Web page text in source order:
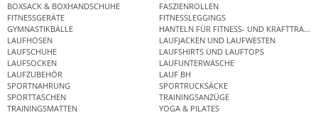
BOXSACK & BOXHANDSCHUHE
FASZIENROLLEN
FITNESSGERÄTE
FITNESSLEGGINGS
GYMNASTIKBÄLLE
HANTELN FÜR FITNESS- UND
LAUFHOSEN
LAUFJACKEN UND LAUFWESTEN
LAUFSCHUHE
LAUFSHIRTS UND LAUFTOPS
LAUFSOCKEN
LAUFUNTERWÄSCHE
LAUFZUBEHÖR
LAUF BH
SPORTNAHRUNG
SPORTRUCKSÄCKE
SPORTTASCHEN
TRAININGSANZÜGE
TRAININGSMATTEN
YOGA & PILATES